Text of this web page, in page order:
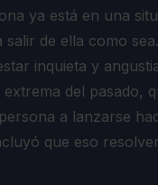
ya está en una
de ella como sea.
inquieta y
del pasado,
a lanzarse
que eso